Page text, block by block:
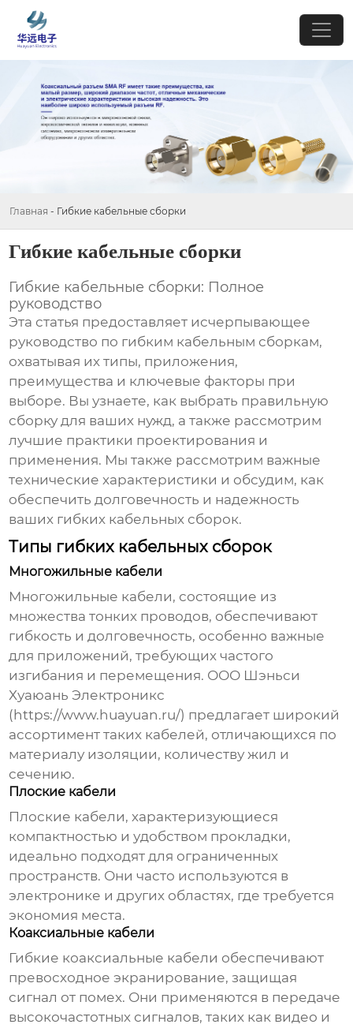
Главная - Гибкие кабельные сборки
Гибкие кабельные сборки
Гибкие кабельные сборки: Полное
руководство
Эта статья предоставляет исчерпывающее
руководство по гибким кабельным сборкам,
охватывая их типы, приложения,
преимущества и ключевые факторы при
выборе. Вы узнаете, как выбрать правильную
сборку для ваших нужд, а также рассмотрим
лучшие практики проектирования и
применения. Мы также рассмотрим важные
технические характеристики и обсудим, как
обеспечить долговечность и надежность
ваших гибких кабельных сборок.
Типы гибких кабельных сборок
Многожильные кабели
Многожильные кабели, состоящие из
множества тонких проводов, обеспечивают
гибкость и долговечность, особенно важные
для приложений, требующих частого
изгибания и перемещения. ООО Шэньси
Хуаюань Электроникс
( https://www.huayuan.ru/) предлагает широкий
ассортимент таких кабелей, отличающихся по
материалу изоляции, количеству жил и
сечению.
Плоские кабели
Плоские кабели, характеризующиеся
компактностью и удобством прокладки,
идеально подходят для ограниченных
пространств. Они часто используются в
электронике и других областях, где требуется
экономия места.
Коаксиальные кабели
Гибкие коаксиальные кабели обеспечивают
превосходное экранирование, защищая
сигнал от помех. Они применяются в передаче
высокочастотных сигналов, таких как видео и